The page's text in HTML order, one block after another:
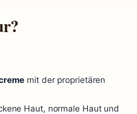
mit der proprietären
Haut, normale Haut und